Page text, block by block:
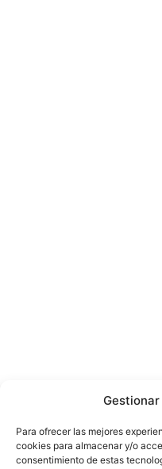
Para ofrecer las mejores
cookies para almacenar y/o
consentimiento de estas